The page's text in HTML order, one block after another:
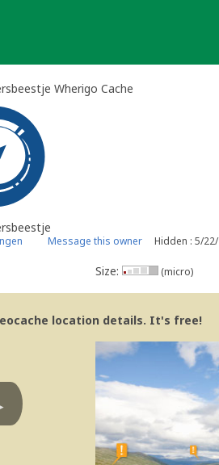
Wherigo Cache
Message this owner Hidden : 5/
Size: (micro)
location details. It's free!